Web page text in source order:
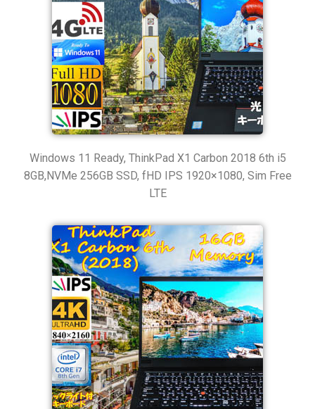
Windows 11 Ready, ThinkPad X1 Carbon 2018 6th i5
8GB,NVMe 256GB SSD, fHD IPS 1920×1080, Sim Free
LTE